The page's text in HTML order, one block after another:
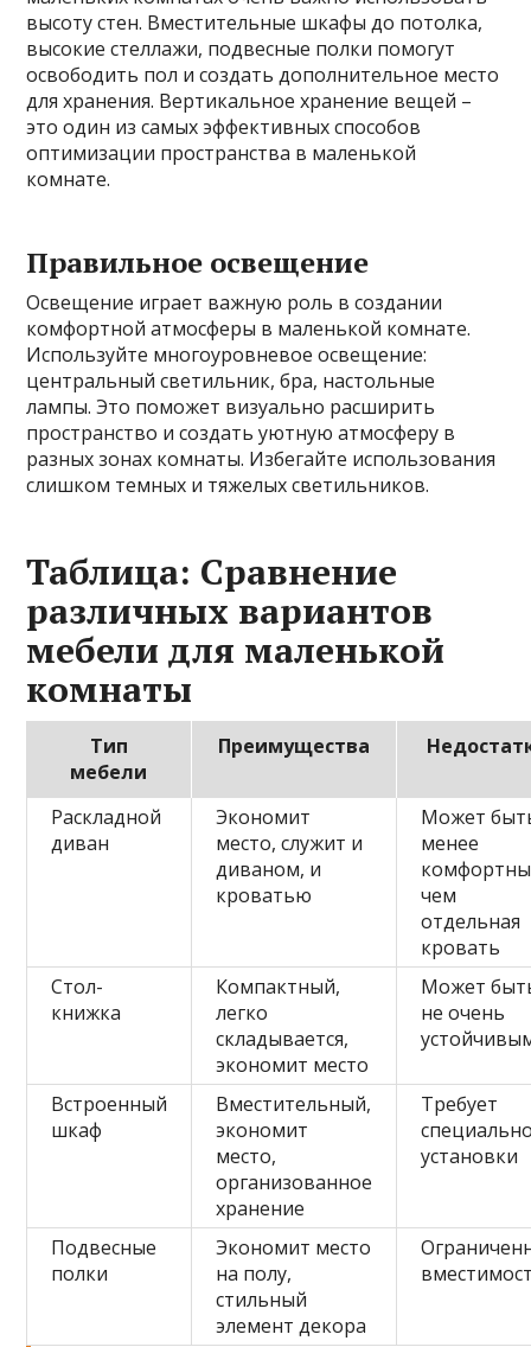
высоту стен. Вместительные шкафы до потолка,
высокие стеллажи, подвесные полки помогут
освободить пол и создать дополнительное место
для хранения. Вертикальное хранение вещей –
это один из самых эффективных способов
оптимизации пространства в маленькой
комнате.
Правильное освещение
Освещение играет важную роль в создании
комфортной атмосферы в маленькой комнате.
Используйте многоуровневое освещение:
центральный светильник, бра, настольные
лампы. Это поможет визуально расширить
пространство и создать уютную атмосферу в
разных зонах комнаты. Избегайте использования
слишком темных и тяжелых светильников.
Таблица: Сравнение
различных вариантов
мебели для маленькой
комнаты
Тип
мебели
Преимущества
Раскладной
диван
Экономит
место, служит и
диваном, и
кроватью
Может
менее
чем
отдельная
кровать
Стол-
книжка
Компактный,
легко
складывается,
экономит место
Может
не очень
Встроенный
шкаф
Вместительный,
экономит
место,
организованное
хранение
Требует
установки
Подвесные
полки
Экономит место
на полу,
стильный
элемент декора